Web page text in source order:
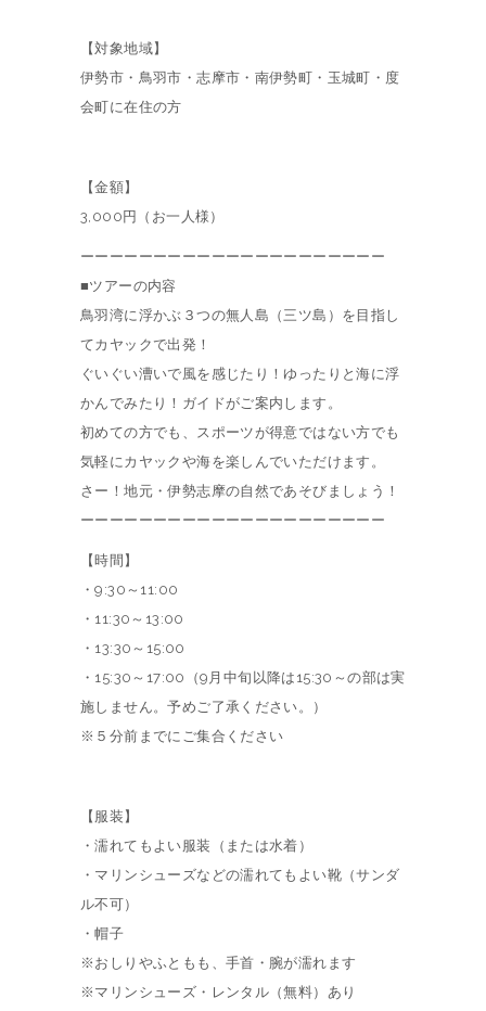
【対象地域】
伊勢市・鳥羽市・志摩市・南伊勢町・玉城町・度
会町に在住の方
【金額】
3,000円（お一人様）
ーーーーーーーーーーーーーーーーーーーーー
■ツアーの内容
鳥羽湾に浮かぶ３つの無人島（三ツ島）を目指し
てカヤックで出発！
ぐいぐい漕いで風を感じたり！ゆったりと海に浮
かんでみたり！ガイドがご案内します。
初めての方でも、スポーツが得意ではない方でも
気軽にカヤックや海を楽しんでいただけます。
さー！地元・伊勢志摩の自然であそびましょう！
ーーーーーーーーーーーーーーーーーーーーー
【時間】
・9:30～11:00
・11:30～13:00
・13:30～15:00
・15:30～17:00（9月中旬以降は15:30～の部は実
施しません。予めご了承ください。）
※５分前までにご集合ください
【服装】
・濡れてもよい服装（または水着）
・マリンシューズなどの濡れてもよい靴（サンダ
ル不可）
・帽子
※おしりやふともも、手首・腕が濡れます
※マリンシューズ・レンタル（無料）あり